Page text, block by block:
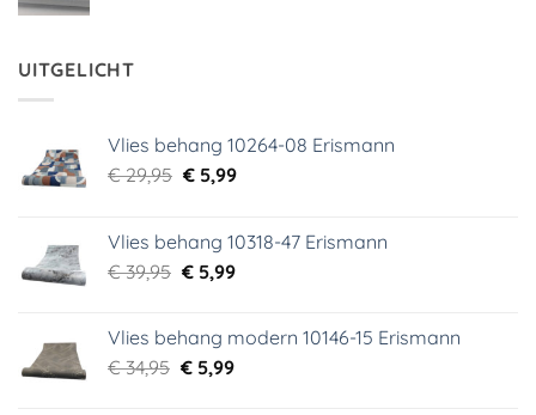
UITGELICHT
Vlies behang 10264-08 Erismann
€29,95 Oorspronkelijke
€ 29,95.
€5,99Huidige
€ 5,99.
Vlies behang 10318-47 Erismann
€39,95 Oorspronkelijke
€ 39,95.
€5,99Huidige
€ 5,99.
Vlies behang modern 10146-15 Erismann
€34,95 Oorspronkelijke
€5,99Huidige